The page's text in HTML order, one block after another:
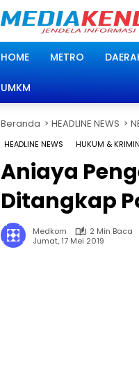
HOME METRO
UMKM
Beranda HEADLINE NEWS
HEADLINE NEWS HUKUM &
Aniaya
Ditangkap
Medkom
2 Min Baca
Jumat, 17 Mei 2019